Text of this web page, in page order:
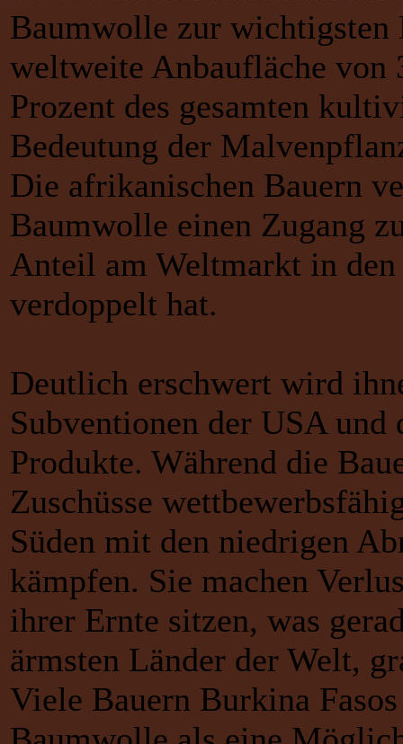
Baumwolle zur wichtigsten
weltweite Anbaufläche
Prozent des gesamten
Bedeutung der
Die afrikanischen Bauern
Baumwolle einen Zugang
Anteil am Weltmarkt in
verdoppelt hat.
Deutlich erschwert wird
Subventionen der USA
Produkte. Während die
Zuschüsse
Süden mit den niedrigen
kämpfen. Sie machen
ihrer Ernte sitzen, was
ärmsten Länder der Welt,
Viele Bauern Burkina